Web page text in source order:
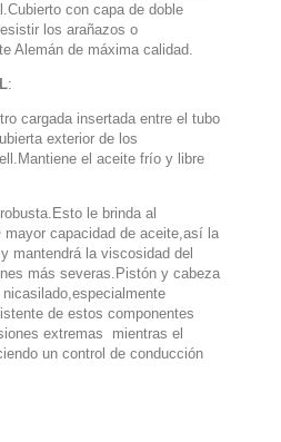
con capa de doble
los arañazos o
Alemán de máxima calidad.
:
cargada insertada entre el tubo
exterior de los
el aceite frío y libre
le brinda al
mayor capacidad de aceite,así la
mantendrá la viscosidad del
más severas.Pistón y cabeza
de estos componentes
extremas mientras el
un control de conducción